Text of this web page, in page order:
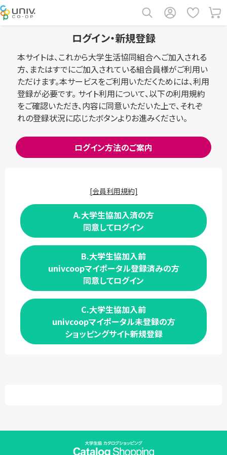
ログイン・新規登録
本サイトは、これから大学生活協同組合へご加入される
方、またはすでにご加入されている組合員様がご利用い
ただけます。本サービスをご利用いただくためには、利用
登録が必要です。 サイト利用について、以下の利用規約
をご確認いただき、内容に同意いただいた上で、それぞ
れの登録状況に応じたボタンよりお進みください。
ログイン方法のご案内
[会員利用規約]
A.大学生協加入済の方
同意してログイン
B.大学生協加入前
univcoopマイポータル登録済みの方
同意してログイン
C.大学生協加入前
univcoopマイポータル未登録の方
ショッピングサイト新規登録